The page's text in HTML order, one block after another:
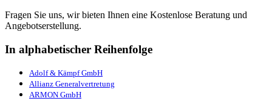
Fragen Sie uns, wir bieten Ihnen eine Kostenlose Beratung und
Angebotserstellung.
In alphabetischer Reihenfolge
Adolf & Kämpf GmbH
Allianz Generalvertretung
ARMON GmbH